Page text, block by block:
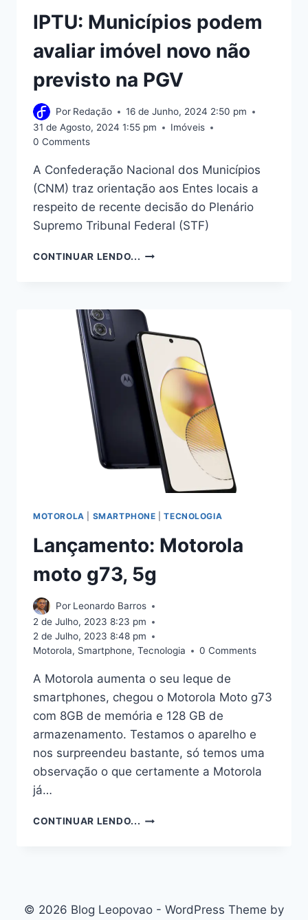
IPTU: Municípios podem
avaliar imóvel novo não
previsto na PGV
Por Redação
16 de Junho, 2024 2:50 pm
31 de Agosto, 2024 1:55 pm
Imóveis
0 Comments
A Confederação Nacional dos Municípios
(CNM) traz orientação aos Entes locais a
respeito de recente decisão do Plenário
Supremo Tribunal Federal (STF)
CONTINUAR LENDO... IPTU:
IMÓVEL
NOVO
NÃO
PREVISTO
NA
PGV
MOTOROLA SMARTPHONE |TECNOLOGIA
Lançamento: Motorola
moto g73, 5g
Por Leonardo Barros
2 de Julho, 2023 8:23 pm
2 de Julho, 2023 8:48 pm
Motorola, Smartphone, Tecnologia 0 Comments
A Motorola aumenta o seu leque de
smartphones, chegou o Motorola Moto g73
com 8GB de memória e 128 GB de
armazenamento. Testamos o aparelho e
nos surpreendeu bastante, só temos uma
observação o que certamente a Motorola
já…
CONTINUAR LENDO... LANÇAMENTO:
© 2026 Blog Leopovao - WordPress Theme by